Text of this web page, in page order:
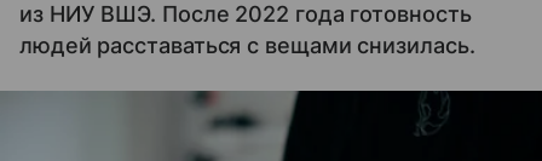
из НИУ ВШЭ. После 2022 года готовность
людей расставаться с вещами снизилась.